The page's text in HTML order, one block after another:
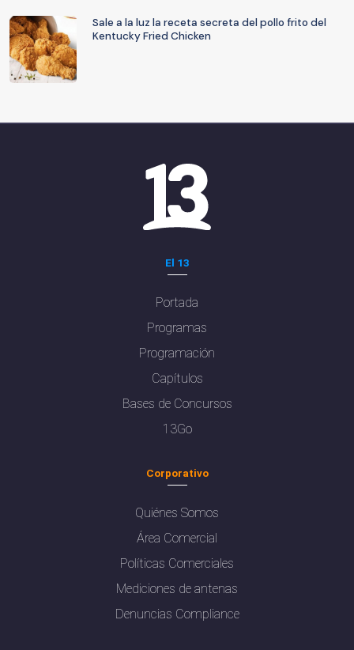
Sale a la luz la receta secreta del pollo frito del
Kentucky Fried Chicken
El 13
Portada
Programas
Programación
Capítulos
Bases de Concursos
13Go
Corporativo
Quiénes Somos
Área Comercial
Políticas Comerciales
Mediciones de antenas
Denuncias Compliance